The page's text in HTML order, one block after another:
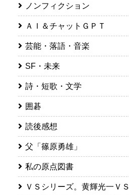
ノンフィクション
ＡＩ＆チャットＧＰＴ
芸能・落語・音楽
SF・未来
詩・短歌・文学
囲碁
読後感想
父「篠原勇雄」
私の原点図書
ＶＳシリーズ。黄輝光一ＶＳ